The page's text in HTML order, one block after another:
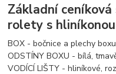
Základní
rolety s
BOX - bočnice a plechy
ODSTÍNY BOXU - bílá,
VODÍCÍ LIŠTY - hliníkové,